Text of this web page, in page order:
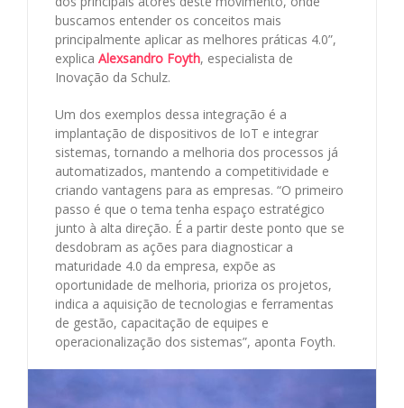
buscamos entender os conceitos mais
principalmente aplicar as melhores práticas 4.0”,
explica Alexsandro Foyth, especialista de
Inovação da Schulz.
Um dos exemplos dessa integração é a
implantação de dispositivos de IoT e integrar
sistemas, tornando a melhoria dos processos já
automatizados, mantendo a competitividade e
criando vantagens para as empresas. “O primeiro
passo é que o tema tenha espaço estratégico
junto à alta direção. É a partir deste ponto que se
desdobram as ações para diagnosticar a
maturidade 4.0 da empresa, expõe as
oportunidade de melhoria, prioriza os projetos,
indica a aquisição de tecnologias e ferramentas
de gestão, capacitação de equipes e
operacionalização dos sistemas”, aponta Foyth.